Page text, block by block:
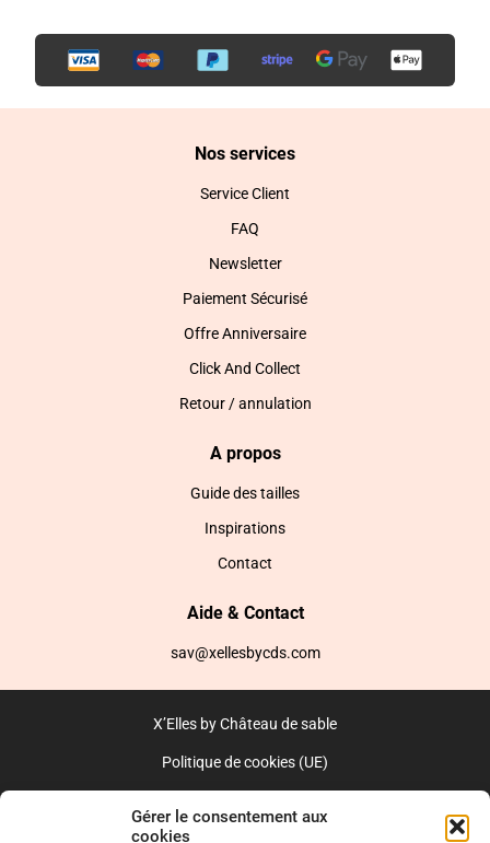
Gérer le consentement aux
cookies
Nos services
Service Client
FAQ
Newsletter
Paiement Sécurisé
Offre Anniversaire
Click And Collect
Retour / annulation
A propos
Guide des tailles
Inspirations
Contact
Aide & Contact
sav@xellesbycds.com
X’Elles by Château de sable
Politique de cookies (UE)
Réalisé par l’agence web :